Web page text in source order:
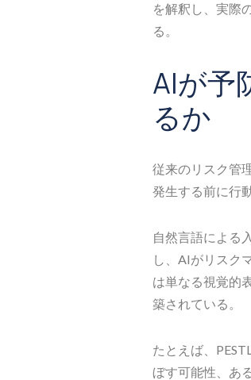
を解釈し、実際
る。
AIが予
るか
従来のリスク管
発生する前に行
自然言語による
し、AIがリスク
は単なる視覚的
築されている。
たとえば、
ぼす可能性、あ